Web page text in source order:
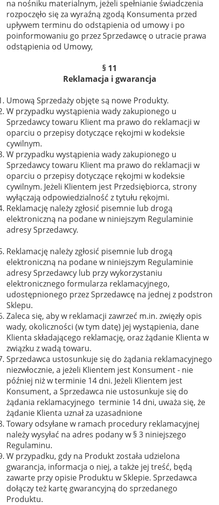
na nośniku materialnym, jeżeli spełnianie świadczenia
rozpoczęło się za wyraźną zgodą Konsumenta przed
upływem terminu do odstąpienia od umowy i po
poinformowaniu go przez Sprzedawcę o utracie prawa
odstąpienia od Umowy,
§ 11
Reklamacja i gwarancja
Umową Sprzedaży objęte są nowe Produkty.
W przypadku wystąpienia wady zakupionego u
Sprzedawcy towaru Klient ma prawo do reklamacji w
oparciu o przepisy dotyczące rękojmi w kodeksie
cywilnym.
W przypadku wystąpienia wady zakupionego u
Sprzedawcy towaru Klient ma prawo do reklamacji w
oparciu o przepisy dotyczące rękojmi w kodeksie
cywilnym. Jeżeli Klientem jest Przedsiębiorca, strony
wyłączają odpowiedzialność z tytułu rękojmi.
Reklamację należy zgłosić pisemnie lub drogą
elektroniczną na podane w niniejszym Regulaminie
adresy Sprzedawcy.
Reklamację należy zgłosić pisemnie lub drogą
elektroniczną na podane w niniejszym Regulaminie
adresy Sprzedawcy lub przy wykorzystaniu
elektronicznego formularza reklamacyjnego,
udostępnionego przez Sprzedawcę na jednej z podstron
Sklepu.
Zaleca się, aby w reklamacji zawrzeć m.in. zwięzły opis
wady, okoliczności (w tym datę) jej wystąpienia, dane
Klienta składającego reklamację, oraz żądanie Klienta w
związku z wadą towaru.
Sprzedawca ustosunkuje się do żądania reklamacyjnego
niezwłocznie, a jeżeli Klientem jest Konsument - nie
później niż w terminie 14 dni. Jeżeli Klientem jest
Konsument, a Sprzedawca nie ustosunkuje się do
żądania reklamacyjnego terminie 14 dni, uważa się, że
żądanie Klienta uznał za uzasadnione
Towary odsyłane w ramach procedury reklamacyjnej
należy wysyłać na adres podany w § 3 niniejszego
Regulaminu.
W przypadku, gdy na Produkt została udzielona
gwarancja, informacja o niej, a także jej treść, będą
zawarte przy opisie Produktu w Sklepie. Sprzedawca
dołączy też kartę gwarancyjną do sprzedanego
Produktu.